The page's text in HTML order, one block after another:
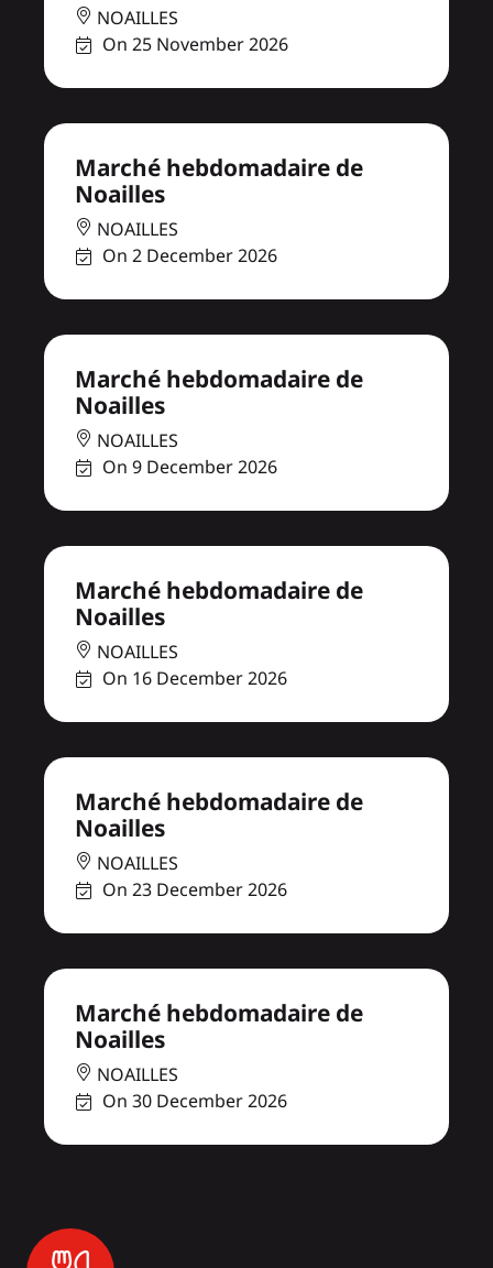
NOAILLES
On 25 November 2026
Marché hebdomadaire de
Noailles
NOAILLES
On 2 December 2026
Marché hebdomadaire de
Noailles
NOAILLES
On 9 December 2026
Marché hebdomadaire de
Noailles
NOAILLES
On 16 December 2026
Marché hebdomadaire de
Noailles
NOAILLES
On 23 December 2026
Marché hebdomadaire de
Noailles
NOAILLES
On 30 December 2026